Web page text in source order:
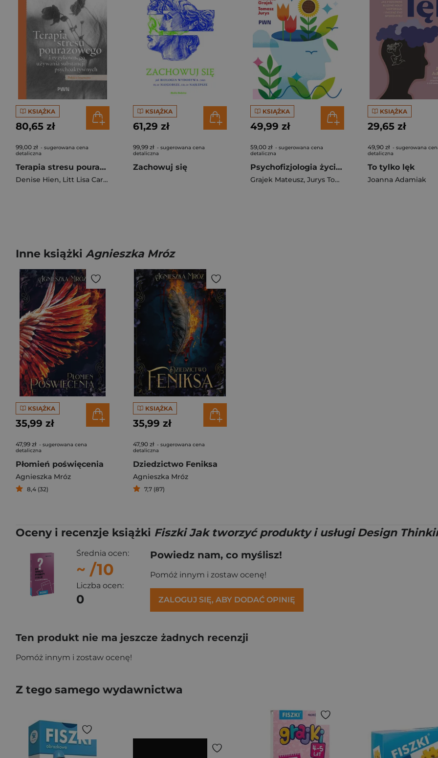
KSIĄŻKA
80,65 zł
99,00 zł - sugerowana cena
detaliczna
Terapia stresu pourazowego i ryzykownego używania substancji psychoaktywnych. Podejście integracyjne
Denise Hien, Litt Lisa Caren
KSIĄŻKA
61,29 zł
99,99 zł - sugerowana cena
detaliczna
Zachowuj się
KSIĄŻKA
49,99 zł
59,00 zł - sugerowana cena
detaliczna
Psychofizjologia życia codziennego
Grajek Mateusz, Jurys Tomasz
KSIĄŻKA
29,65 zł
49,90 zł - sugerowana
detaliczna
To tylko lęk
Joanna Adamiak
Inne książki Agnieszka Mróz
KSIĄŻKA
35,99 zł
47,99 zł - sugerowana cena
detaliczna
Płomień poświęcenia
Agnieszka Mróz
8,4 (32)
KSIĄŻKA
35,99 zł
47,90 zł - sugerowana cena
detaliczna
Dziedzictwo Feniksa
Agnieszka Mróz
7,7 (87)
Oceny i recenzje książki Fiszki Jak tworzyć produkty i usługi Design
Średnia ocen:
~ /10
Liczba ocen:
0
Powiedz nam, co myślisz!
Pomóż innym i zostaw ocenę!
ZALOGUJ SIĘ, ABY DODAĆ OPINIĘ
Ten produkt nie ma jeszcze żadnych recenzji
Pomóż innym i zostaw ocenę!
Z tego samego wydawnictwa